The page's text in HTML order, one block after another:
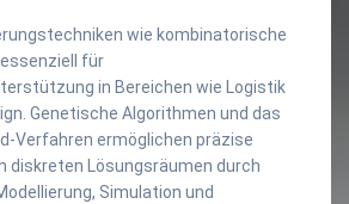
wie kombinatorische
für
in Bereichen wie Logistik
Genetische Algorithmen und das
Verfahren ermöglichen präzise
diskreten Lösungsräumen durch
Simulation und